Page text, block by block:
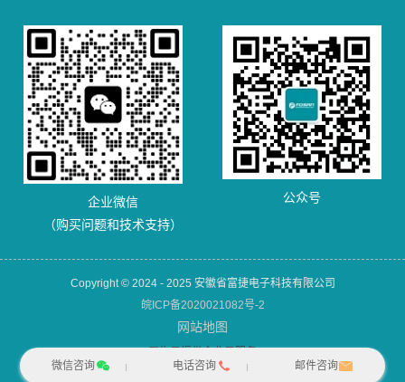
企业微信
（购买问题和技术支持）
公众号
Copyright © 2024 - 2025 安徽省富捷电子科技有限公司
皖ICP备2020021082号-2
网站地图
微信咨询
电话咨询 邮件咨询